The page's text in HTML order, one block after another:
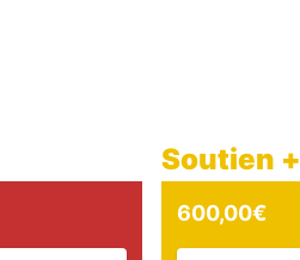
Soutien +
600,00€